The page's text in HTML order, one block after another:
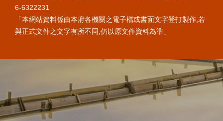
6-6322231
「本網站資料係由本府各機關之電子檔或書面文字登打製作,若
與正式文件之文字有所不同,仍以原文件資料為準」